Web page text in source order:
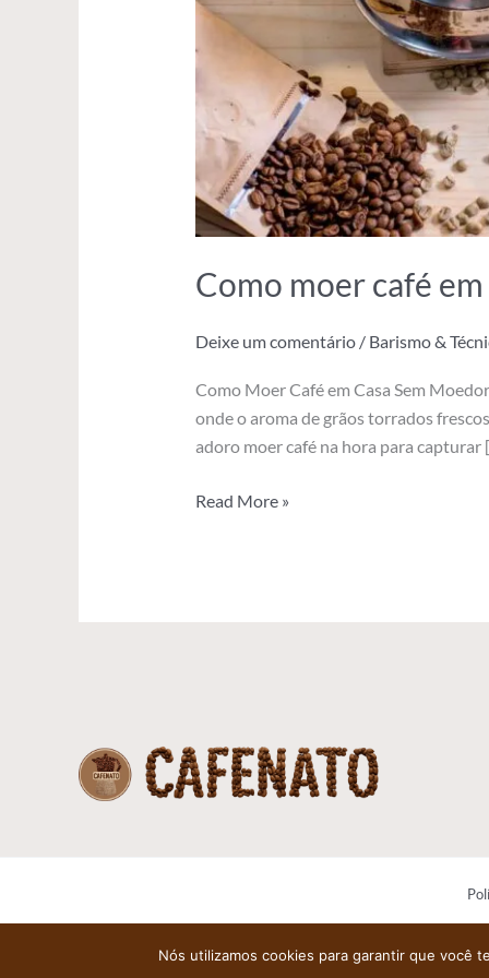
Como moer café
Deixe um comentário / Barismo &
Como Moer Café em Casa Sem
onde o aroma de grãos torrados
adoro moer café na hora para capturar
Read More »
Nós utilizamos cookies para garantir que você